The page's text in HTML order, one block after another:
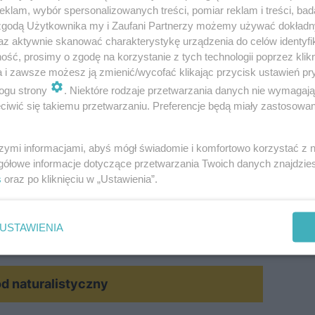
w stosunku do podłoża, są raczej odporne
Warto pamiętać, że to dąb to drzewo
że dęby wykształcają z reguły głęboki, rozbudowany
silne wiatry. Jednak z tego samego powodu, dąb
starszych drzew. Dęby to nie tylko atrakcja i
dla wielu zwierząt, m.in. dla wiewiórek, jeleni, jeży,
naturalistyczny
wybór spersonalizowanych treści, pomiar reklam i treści,
Użytkownika my i Zaufani Partnerzy możemy używać
aktywnie skanować charakterystykę urządzenia do celów
prosimy o zgodę na korzystanie z tych technologii poprzez
i zawsze możesz ją zmienić/wycofać klikając przycisk ustawień
strony
. Niektóre rodzaje przetwarzania danych nie
się takiemu przetwarzaniu. Preferencje będą miały
informacjami, abyś mógł świadomie i komfortowo korzystać z
informacje dotyczące przetwarzania Twoich danych
oraz po kliknięciu w „Ustawienia”.
USTAWIENIA